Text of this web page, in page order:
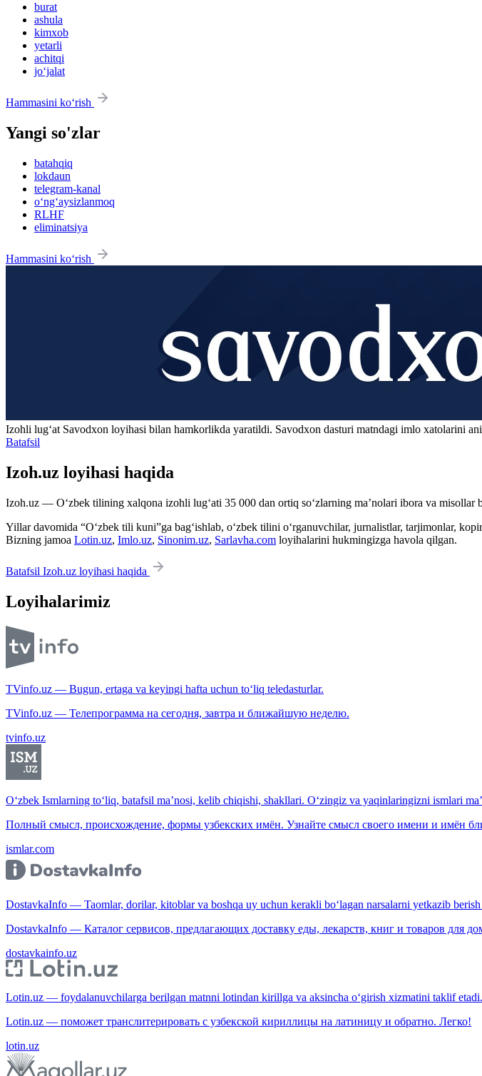
burat
ashula
kimxob
yetarli
achitqi
jo‘jalat
Hammasini ko‘rish
Yangi so'zlar
batahqiq
lokdaun
telegram-kanal
o‘ng‘aysizlanmoq
RLHF
eliminatsiya
Hammasini ko‘rish
Izohli lugʻat Savodxon loyihasi bilan hamkorlikda yaratildi. Savodxon dasturi matndagi imlo xatolarini
Batafsil
Izoh.uz loyihasi haqida
Izoh.uz — O‘zbek tilining xalqona izohli lug‘ati 35 000 dan ortiq so‘zlarning ma’nolari ibora va misollar
Yillar davomida “O‘zbek tili kuni”ga bag‘ishlab, o‘zbek tilini o‘rganuvchilar, jurnalistlar, tarjimonlar,
Bizning jamoa Lotin.uz, Imlo.uz, Sinonim.uz, Sarlavha.com loyihalarini hukmingizga havola qilgan.
Batafsil Izoh.uz loyihasi haqida
Loyihalarimiz
TVinfo.uz — Bugun, ertaga va keyingi hafta uchun to‘liq teledasturlar.
TVinfo.uz — Телепрограмма на сегодня, завтра и ближайшую неделю.
tvinfo.uz
O‘zbek Ismlarning to‘liq, batafsil ma’nosi, kelib chiqishi, shakllari. O‘zingiz va yaqinlaringizni ismlari
Полный смысл, происхождение, формы узбекских имён. Узнайте смысл своего имени и имён
ismlar.com
DostavkaInfo — Taomlar, dorilar, kitoblar va boshqa uy uchun kerakli bo‘lagan narsalarni yetkazib
DostavkaInfo — Каталог сервисов, предлагающих доставку еды, лекарств, книг и товаров для
dostavkainfo.uz
Lotin.uz — foydalanuvchilarga berilgan matnni lotindan kirillga va aksincha o‘girish xizmatini taklif etadi.
Lotin.uz — поможет транслитерировать с узбекской кириллицы на латиницу и обратно. Легко!
lotin.uz